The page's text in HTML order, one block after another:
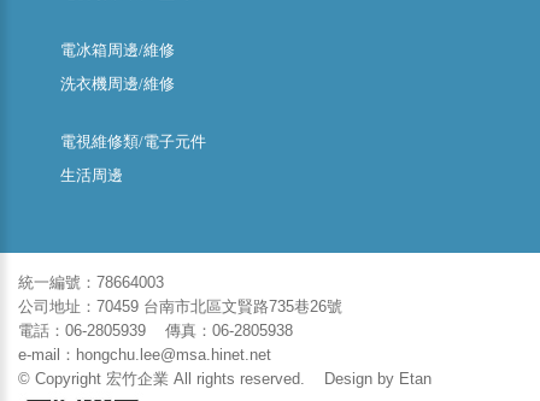
電冰箱周邊/維修
洗衣機周邊/維修
電視維修類/電子元件
生活周邊
統一編號：78664003
公司地址：70459 台南市北區文賢路735巷26號
電話：06-2805939 傳真：06-2805938
e-mail：hongchu.lee@msa.hinet.net
© Copyright 宏竹企業 All rights reserved. Design by Etan